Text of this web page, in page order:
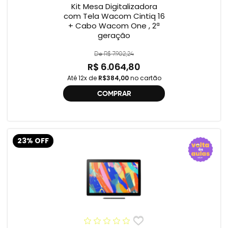
Kit Mesa Digitalizadora
com Tela Wacom Cintiq 16
+ Cabo Wacom One , 2ª
geração
De R$ 7.902,24
R$ 6.064,80
Até 12x de R$384,00no cartão
COMPRAR
23% OFF